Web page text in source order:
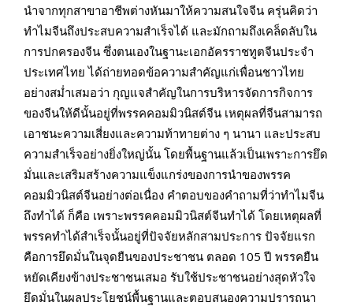
นำจากทุกสาขาอาชีพต่างหันมาให้ความสนใจจีน ครุ่นคิดว่า
ทำไมจีนถึงประสบความสำเร็จได้ และมักถามถึงเคล็ดลับใน
การปกครองจีน ซึ่งตนเองในฐานะเอกอัครราชทูตจีนประจำ
ประเทศไทย ได้ถ่ายทอดข้อความสำคัญแก่เพื่อนชาวไทย
อย่างสม่ำเสมอว่า กุญแจสำคัญในการบริหารจัดการกิจการ
ของจีนให้ดีนั้นอยู่ที่พรรคคอมมิวนิสต์จีน เหตุผลที่จีนสามารถ
เอาชนะความเสี่ยงและความท้าทายต่าง ๆ นานา และประสบ
ความสำเร็จอย่างยิ่งใหญ่นั้น โดยพื้นฐานแล้วเป็นเพราะการยึด
มั่นและเสริมสร้างความแข็งแกร่งของการนำของพรรค
คอมมิวนิสต์จีนอย่างต่อเนื่อง คำตอบของคำถามที่ว่าทำไมจีน
ถึงทำได้ ก็คือ เพราะพรรคคอมมิวนิสต์จีนทำได้ โดยเหตุผลที่
พรรคทำได้สำเร็จนั้นอยู่ที่ปัจจัยหลักสามประการ ปัจจัยแรก
คือการยึดมั่นในจุดยืนของประชาชน ตลอด 105 ปี พรรคยืน
หยัดเคียงข้างประชาชนเสมอ รับใช้ประชาชนอย่างสุดหัวใจ
ยึดมั่นในผลประโยชน์พื้นฐานและตอบสนองความปรารถนา